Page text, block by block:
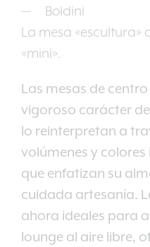
Boldini
La mesa «escultura»
«mini».
Las mesas de
vigoroso carácter
lo reinterpretan a
volúmenes y
que enfatizan su
cuidada artesanía.
ahora ideales para
lounge al aire libre,